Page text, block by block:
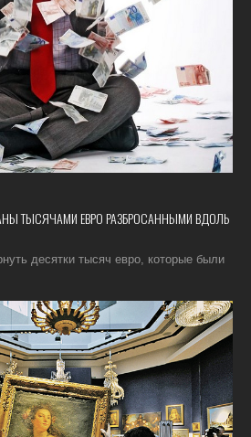
ТЫСЯЧАМИ ЕВРО РАЗБРОСАННЫМИ ВДОЛЬ
десятки тысяч евро, которые были